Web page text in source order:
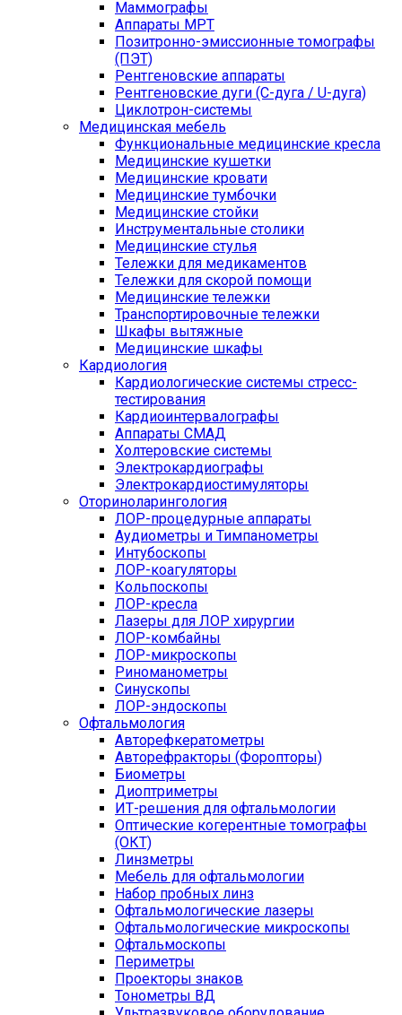
Маммографы
Аппараты МРТ
Позитронно-эмиссионные томографы
(ПЭТ)
Рентгеновские аппараты
Рентгеновские дуги (С-дуга / U-дуга)
Циклотрон-системы
Медицинская мебель
Функциональные медицинские кресла
Медицинские кушетки
Медицинские кровати
Медицинские тумбочки
Медицинские стойки
Инструментальные столики
Медицинские стулья
Тележки для медикаментов
Тележки для скорой помощи
Медицинские тележки
Транспортировочные тележки
Шкафы вытяжные
Медицинские шкафы
Кардиология
Кардиологические системы стресс-
тестирования
Кардиоинтервалографы
Аппараты СМАД
Холтеровские системы
Электрокардиографы
Электрокардиостимуляторы
Оториноларингология
ЛОР-процедурные аппараты
Аудиометры и Тимпанометры
Интубоскопы
ЛОР-коагуляторы
Кольпоскопы
ЛОР-кресла
Лазеры для ЛОР хирургии
ЛОР-комбайны
ЛОР-микроскопы
Риноманометры
Синускопы
ЛОР-эндоскопы
Офтальмология
Авторефкератометры
Авторефракторы (Форопторы)
Биометры
Диоптриметры
ИТ-решения для офтальмологии
Оптические когерентные томографы
(ОКТ)
Линзметры
Мебель для офтальмологии
Набор пробных линз
Офтальмологические лазеры
Офтальмологические микроскопы
Офтальмоскопы
Периметры
Проекторы знаков
Тонометры ВД